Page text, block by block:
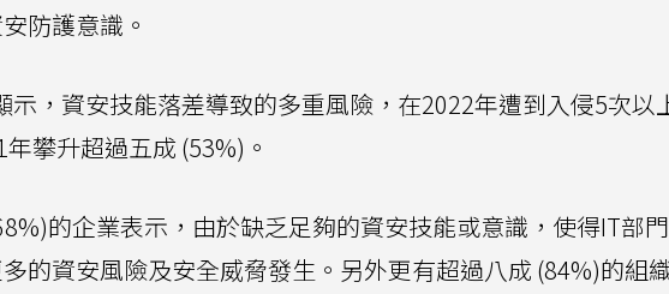
防護意識。
示，資安技能落差導致的多重風險，在2022年遭到入侵5次以
攀升超過五成 (53%)。
的企業表示，由於缺乏足夠的資安技能或意識，使得IT部
的資安風險及安全威脅發生。另外更有超過八成 (84%)的組